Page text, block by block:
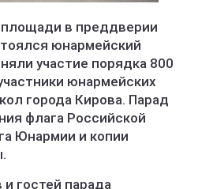
в преддверии
юнармейский
участие порядка 800
юнармейских
города Кирова. Парад
флага Российской
Юнармии и копии
гостей парада